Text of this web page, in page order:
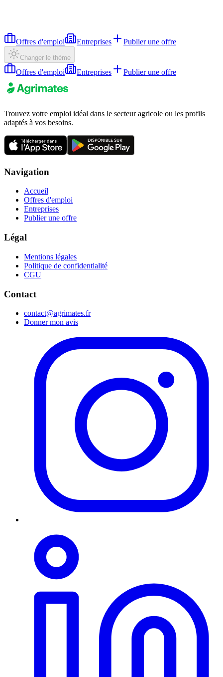
Offres d'emploi Entreprises Publier une offre
Changer le thème
Offres d'emploi Entreprises Publier une offre
Trouvez votre emploi idéal dans le secteur agricole ou les profils
adaptés à vos besoins.
Navigation
Accueil
Offres d'emploi
Entreprises
Publier une offre
Légal
Mentions légales
Politique de confidentialité
CGU
Contact
contact@agrimates.fr
Donner mon avis